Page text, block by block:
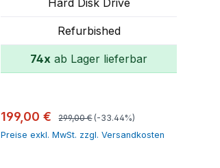
Refurbished
74x ab Lager lieferbar
Verkaufspreis:
199,00 € Regulärer Preis:
299,00 € (-33.44%)
Preise exkl. MwSt. zzgl. Versandkosten
In den Warenkorb